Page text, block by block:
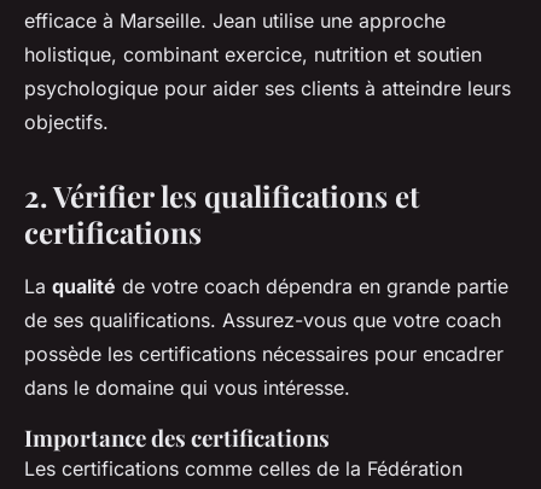
efficace à Marseille. Jean utilise une approche
holistique, combinant exercice, nutrition et soutien
psychologique pour aider ses clients à atteindre leurs
objectifs.
2. Vérifier les qualifications et
certifications
La qualité de votre coach dépendra en grande partie
de ses qualifications. Assurez-vous que votre coach
possède les certifications nécessaires pour encadrer
dans le domaine qui vous intéresse.
Importance des certifications
Les certifications comme celles de la Fédération